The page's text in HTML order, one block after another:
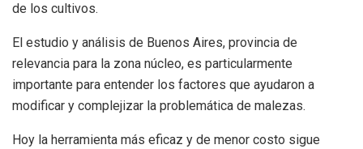
de los cultivos.
El estudio y análisis de Buenos Aires, provincia de
relevancia para la zona núcleo, es particularmente
importante para entender los factores que ayudaron a
modificar y complejizar la problemática de malezas.
Hoy la herramienta más eficaz y de menor costo sigue